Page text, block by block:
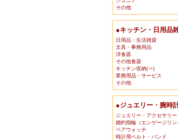
その他
●キッチン・日用品
日用品・生活雑貨
文具・事務用品
洋食器
その他食器
キッチン収納(⇒)
業務用品・サービス
その他
●ジュエリー・腕時
ジュエリー・アクセサリー
婚約指輪（エンゲージリン
ペアウォッチ
時計用ベルト・バンド